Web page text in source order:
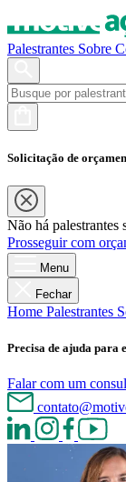
Palestrantes Sobre
Solicitação de
Não há palestrantes
Prosseguir com
Menu
Fechar
Home Palestrantes
Precisa de ajuda para
Falar com um